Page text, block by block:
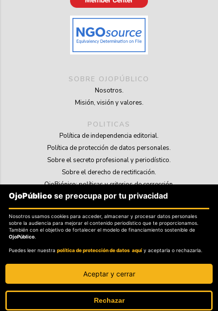
SOBRE OJOPÚBLICO
Nosotros.
Misión, visión y valores.
POLITICAS
Política de independencia editorial.
Política de protección de datos personales.
Sobre el secreto profesional y periodístico.
Sobre el derecho de rectificación.
OjoBiónico: políticas y criterios de corrección.
Sobre libertad de información frente a pedidos de retiro de contenidos.
SOSTENIBILIDAD
La Tienda de OjoPúblico.
OjoLab.
OjoPúblico se preocupa por tu privacidad
Nosotros usamos cookies para acceder, almacenar y procesar datos personales
sobre la audiencia para mejorar el contenido periodístico que te proporcionamos.
También con el objetivo de fortalecer el modelo de financiamiento sostenible de
OjoPúblico.
Puedes leer nuestrapolítica de protección de datos aquí y aceptarla o rechazarla.
Aceptar y cerrar
Rechazar